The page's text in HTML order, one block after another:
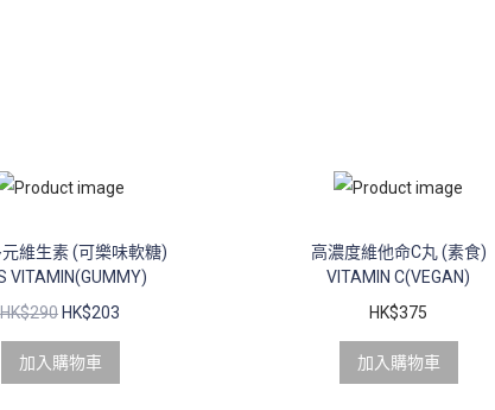
元維生素 (可樂味軟糖)
VITAMIN(GUMMY)
HK$290 HK$203
加入購物車
高濃度維他命C丸 (素食)
VITAMIN C(VEGAN)
HK$375
加入購物車